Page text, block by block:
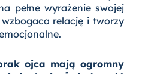
pełne wyrażenie swojej
relację i tworzy
ojca mają ogromny